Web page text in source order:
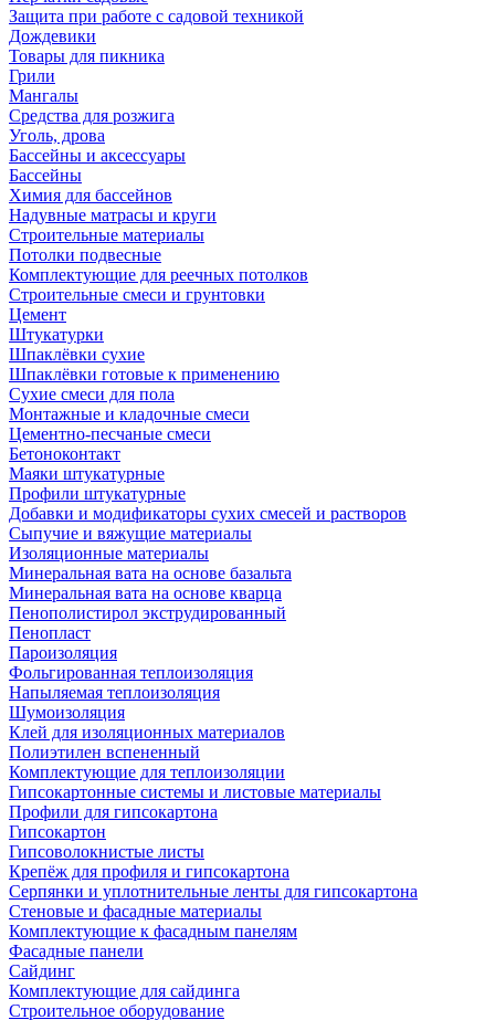
Защита при работе с садовой техникой
Дождевики
Товары для пикника
Грили
Мангалы
Средства для розжига
Уголь, дрова
Бассейны и аксессуары
Бассейны
Химия для бассейнов
Надувные матрасы и круги
Строительные материалы
Потолки подвесные
Комплектующие для реечных потолков
Строительные смеси и грунтовки
Цемент
Штукатурки
Шпаклёвки сухие
Шпаклёвки готовые к применению
Сухие смеси для пола
Монтажные и кладочные смеси
Цементно-песчаные смеси
Бетоноконтакт
Маяки штукатурные
Профили штукатурные
Добавки и модификаторы сухих смесей и растворов
Сыпучие и вяжущие материалы
Изоляционные материалы
Минеральная вата на основе базальта
Минеральная вата на основе кварца
Пенополистирол экструдированный
Пенопласт
Пароизоляция
Фольгированная теплоизоляция
Напыляемая теплоизоляция
Шумоизоляция
Клей для изоляционных материалов
Полиэтилен вспененный
Комплектующие для теплоизоляции
Гипсокартонные системы и листовые материалы
Профили для гипсокартона
Гипсокартон
Гипсоволокнистые листы
Крепёж для профиля и гипсокартона
Серпянки и уплотнительные ленты для гипсокартона
Стеновые и фасадные материалы
Комплектующие к фасадным панелям
Фасадные панели
Сайдинг
Комплектующие для сайдинга
Строительное оборудование